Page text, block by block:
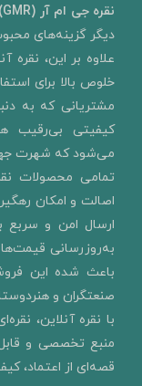
نقره جی ام آر (GMR) ترک
دیگر گزینه‌های
علاوه بر این، نقره
خلوص بالا برای
مشتریانی که به
کیفیتی بی‌رقیب
می‌شود که شهرت
تمامی محصولات
اصالت و امکان
ارسال امن و سربع
به‌روزرسانی
باعث شده این
صنعتگران و
با نقره آنلاین،
منبع تخصصی و قابل
قصه‌ای از اعتماد،